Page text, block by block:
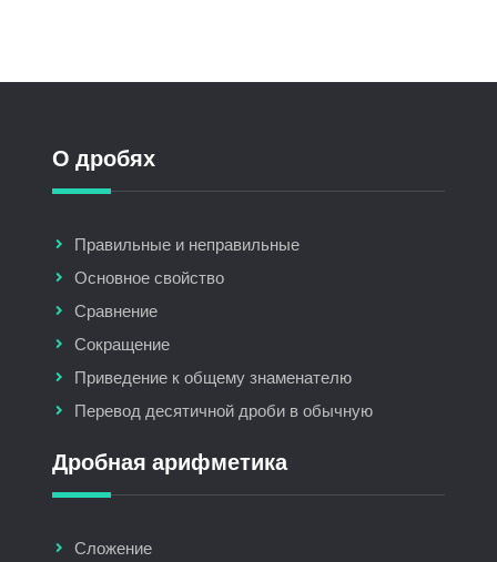
О дробях
Правильные и неправильные
Основное свойство
Сравнение
Сокращение
Приведение к общему знаменателю
Перевод десятичной дроби в обычную
Дробная арифметика
Сложение